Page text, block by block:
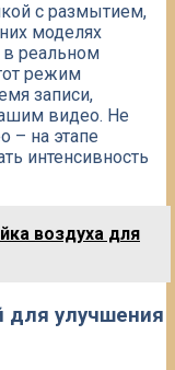
с размытием,
моделях
в реальном
режим
записи,
видео. Не
– на этапе
интенсивность
воздуха для
для улучшения